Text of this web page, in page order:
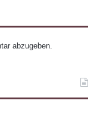
abzugeben.